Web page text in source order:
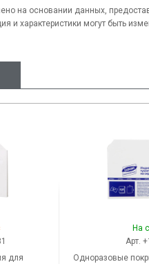
на основании данных,
и характеристики могут быть
для
На
Арт.
Одноразовые